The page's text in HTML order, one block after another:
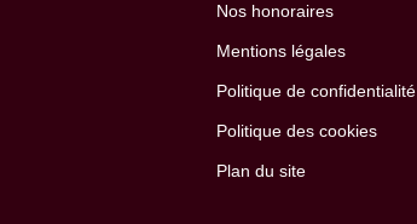
Nos honoraires
Mentions légales
Politique de confidentialité
Politique des cookies
Plan du site